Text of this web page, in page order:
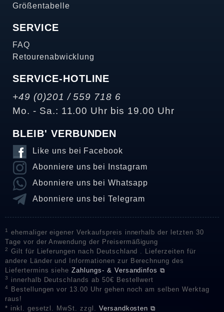
Größentabelle
SERVICE
FAQ
Retourenabwicklung
SERVICE-HOTLINE
+49 (0)201 / 559 718 6
Mo. - Sa.: 11.00 Uhr bis 19.00 Uhr
BLEIB' VERBUNDEN
Like uns bei Facebook
Abonniere uns bei Instagram
Abonniere uns bei Whatsapp
Abonniere uns bei Telegram
1
ehemaliger eigener Verkaufspreis innerhalb der letzten 30
Tage vor der Anwendung der Preisermäßigung
2
Gilt für Lieferungen nach Deutschland . Lieferzeiten für
andere Länder und Informationen zur Berechnung des
Liefertermins sieheZahlungs- & Versandinfos ⧉
3 innerhalb Deutschlands ab 50€ Bestellwert
4
Bestellungen vor 13.00 Uhr gehen noch am selben Werktag
raus!
* inkl. gesetzl. MwSt. zzgl. Versandkosten ⧉